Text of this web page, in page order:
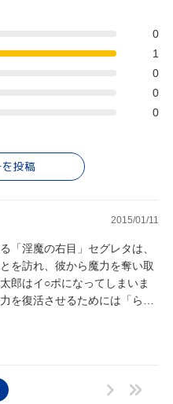
0
1
0
0
0
投稿
2015/01/11
「淫魔の右目」セグレタは、
を訪れ、彼から魔力を奪い取
郎はイ○ポになってしまいま
を復活させるためには「らぶ
させる必要がある...